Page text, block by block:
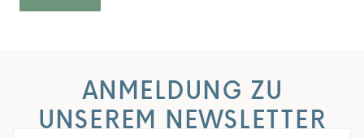
ANMELDUNG ZU
UNSEREM NEWSLETTER